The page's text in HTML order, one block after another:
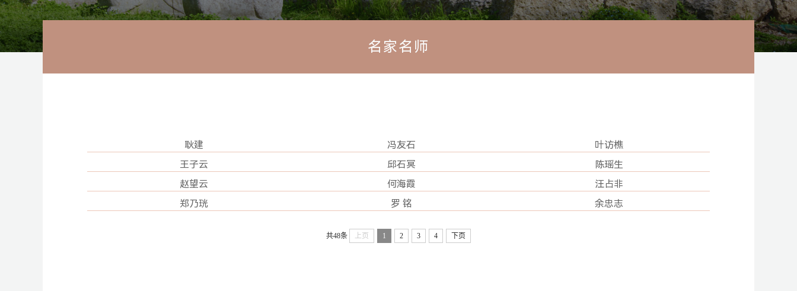
名家名师
耿建 冯友石
叶访樵
王子云
邱石冥
陈瑶生
赵望云
何海霞
汪占非
郑乃珖
罗 铭 余忠志
共48条 上页 1 2 3 4 下页